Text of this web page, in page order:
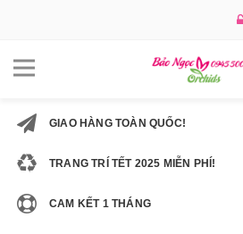
GIAO HÀNG TOÀN QUỐC!
TRANG TRÍ TẾT 2025 MIỄN PHÍ!
CAM KẾT 1 THÁNG